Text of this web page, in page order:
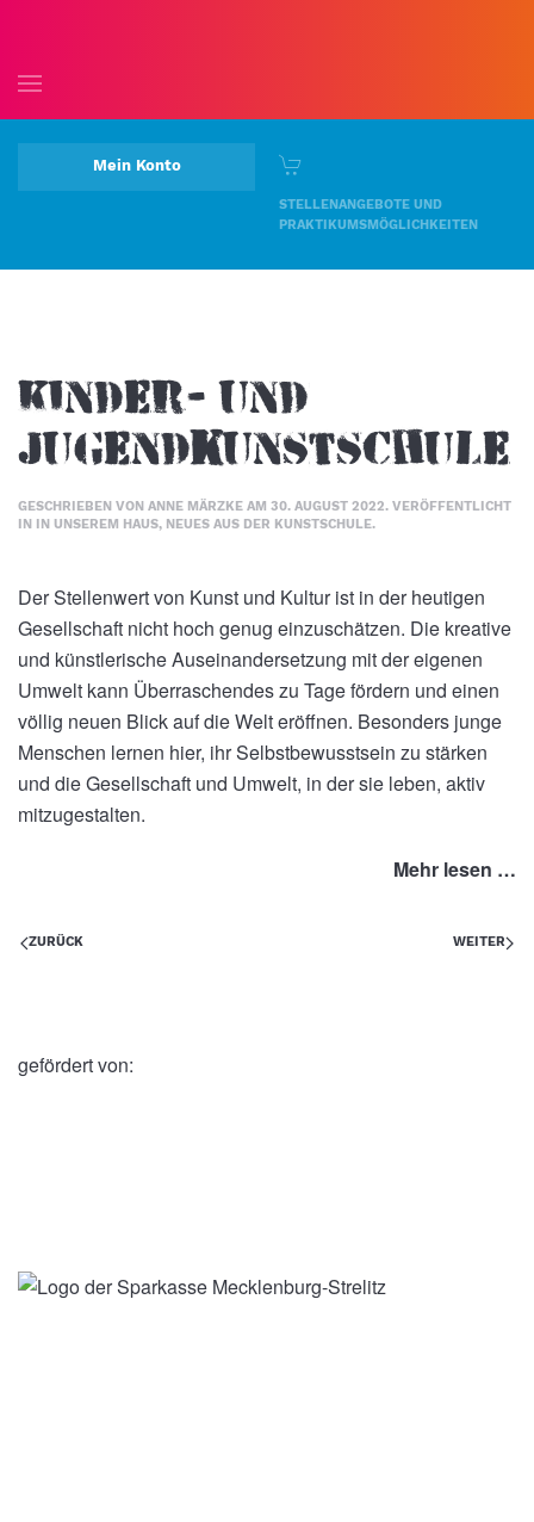
Mein Konto
STELLENANGEBOTE UND
PRAKTIKUMSMÖGLICHKEITEN
Kinder- und
Jugendkunstschule
GESCHRIEBEN VON ANNE MÄRZKE AM 30. AUGUST 2022. VERÖFFENTLICHT
IN IN UNSEREM HAUS, NEUES AUS DER KUNSTSCHULE.
Der Stellenwert von Kunst und Kultur ist in der heutigen
Gesellschaft nicht hoch genug einzuschätzen. Die kreative
und künstlerische Auseinandersetzung mit der eigenen
Umwelt kann Überraschendes zu Tage fördern und einen
völlig neuen Blick auf die Welt eröffnen. Besonders junge
Menschen lernen hier, ihr Selbstbewusstsein zu stärken
und die Gesellschaft und Umwelt, in der sie leben, aktiv
mitzugestalten.
Mehr lesen …
ZURÜCK WEITER
gefördert von: